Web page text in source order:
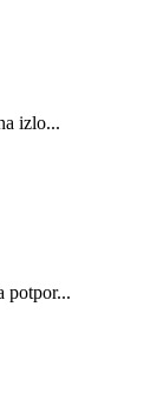
izlo...
potpor...